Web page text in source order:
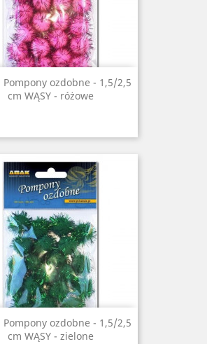
Pompony ozdobne - 1,5/2,5
cm WĄSY - różowe
Pompony ozdobne - 1,5/2,5
cm WĄSY - zielone